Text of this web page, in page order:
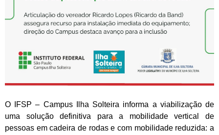
O IFSP – Campus Ilha Solteira informa a viabilização de
uma solução definitiva para a mobilidade vertical de
pessoas em cadeira de rodas e com mobilidade reduzida: a